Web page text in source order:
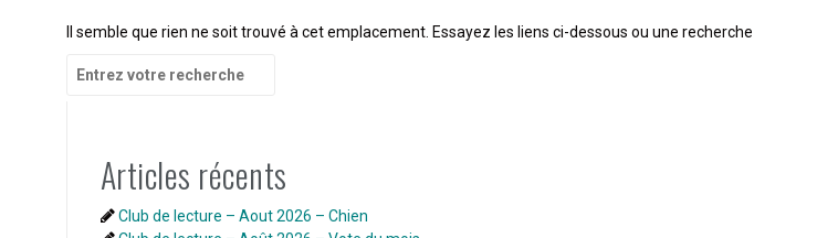
Il semble que rien ne soit trouvé à cet emplacement. Essayez les liens ci-dessous ou une recherche
pour
Articles récents
Club de lecture – Aout 2026 – Chien